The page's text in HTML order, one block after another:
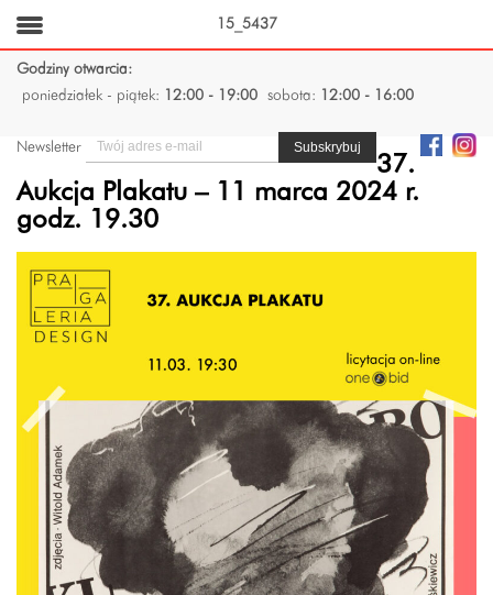
Godziny otwarcia:
poniedziałek - piątek:
12:00 - 19:00 sobota: 12:00 - 16:00
Newsletter
37.
Aukcja Plakatu – 11 marca 2024 r.
godz. 19.30
15_5437